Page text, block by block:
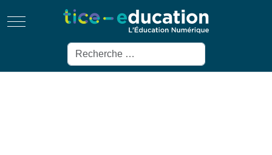
Mobile Menu Toggle
Rechercher